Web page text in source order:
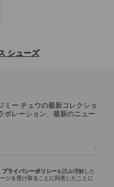
シューズ
ントスタイルまで、あらゆるシー
ィース シューズのご紹介。
プス
ーパンプスには、ナッパレザーか
なワードローブにもエレガンスと
シルエットをご覧ください。
ッパ
多彩な彫刻的シルエットが印象的
ミー チュウの最新コレクショ
ボレーション、最新のニュー
プライバシーポリシーを読み理解した
ジを受け取ることに同意したことに